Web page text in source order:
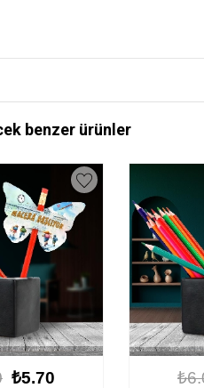
benzer ürünler
₺5.70